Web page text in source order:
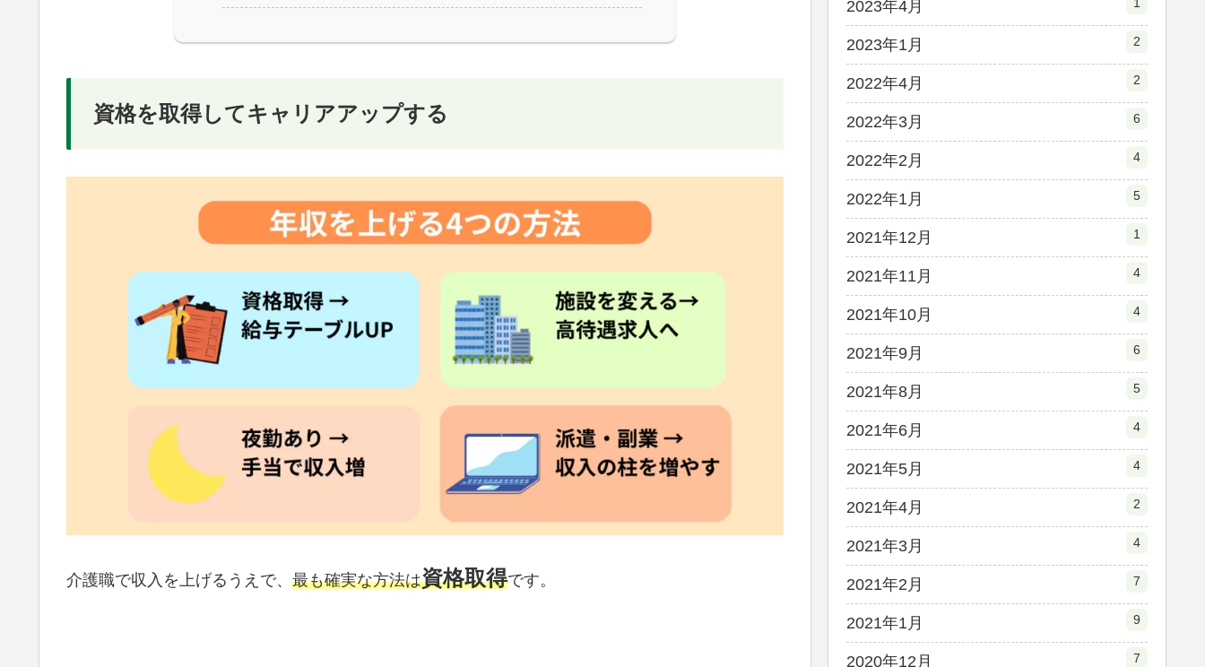
資格を取得してキャリアアップする
介護職で収入を上げるうえで、 最も確実な方法は資格取得です。
2023年4月
2023年1月 2
2022年4月 2
2022年3月 6
2022年2月 4
2022年1月 5
2021年12月 1
2021年11月 4
2021年10月 4
2021年9月 6
2021年8月 5
2021年6月 4
2021年5月 4
2021年4月 2
2021年3月 4
2021年2月 7
2021年1月 9
2020年12月 7